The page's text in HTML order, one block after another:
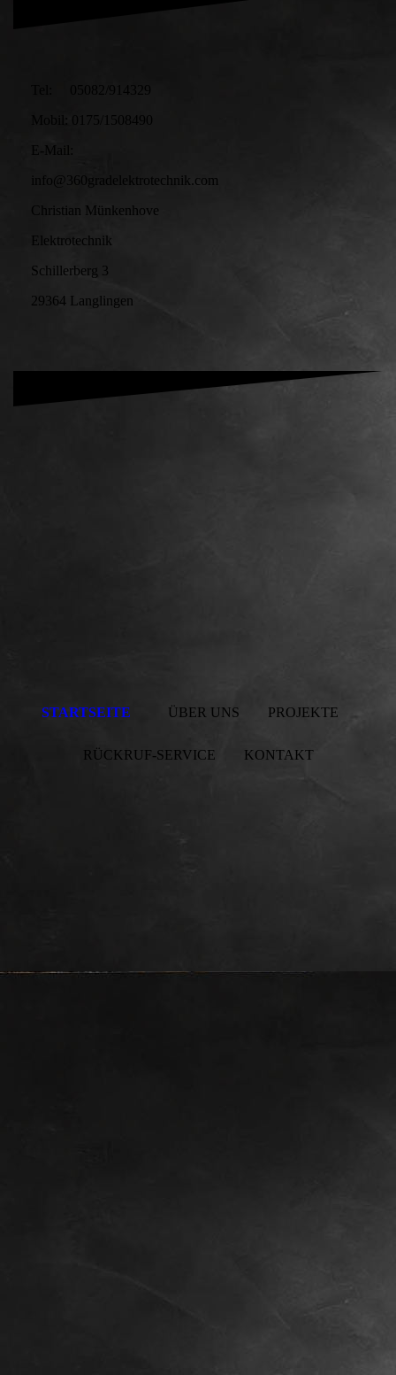
Mobil: 0175/1508490
E-Mail:
info@360gradelektrotechnik.com
Christian Münkenhove
Elektrotechnik
Schillerberg 3
29364 Langlingen
STARTSEITE ÜBER UNS PROJEKTE
RÜCKRUF-SERVICE KONTAKT